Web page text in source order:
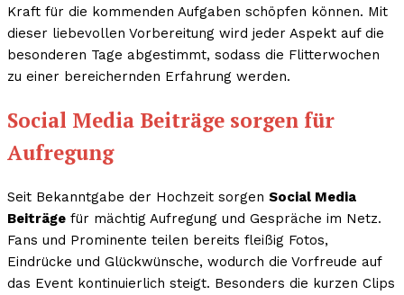
Kraft für die kommenden Aufgaben schöpfen können. Mit
dieser liebevollen Vorbereitung wird jeder Aspekt auf die
besonderen Tage abgestimmt, sodass die Flitterwochen
zu einer bereichernden Erfahrung werden.
Social Media Beiträge sorgen für
Aufregung
Seit Bekanntgabe der Hochzeit sorgen Social Media
Beiträge für mächtig Aufregung und Gespräche im Netz.
Fans und Prominente teilen bereits fleißig Fotos,
Eindrücke und Glückwünsche, wodurch die Vorfreude auf
das Event kontinuierlich steigt. Besonders die kurzen Clips